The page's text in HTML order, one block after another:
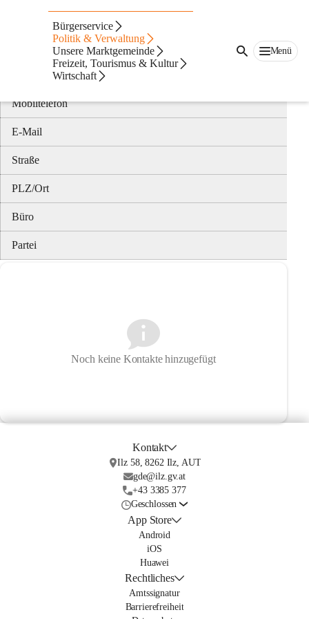
Bürgerservice
Politik & Verwaltung
Unsere Marktgemeinde
Freizeit, Tourismus & Kultur
Wirtschaft
Menü
Bürgermeister Stefan
Wilhelm
Mobiltelefon
E-Mail
Straße
PLZ/Ort
Büro
Partei
Noch keine Kontakte hinzugefügt
Kontakt
Ilz 58, 8262 Ilz, AUT
gde@ilz.gv.at
+43 3385 377
Geschlossen
App Store
Android
iOS
Huawei
Rechtliches
Amtssignatur
Barrierefreiheit